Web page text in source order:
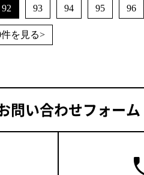
92 93 94 95 96
を見る>
問い合わせフォーム